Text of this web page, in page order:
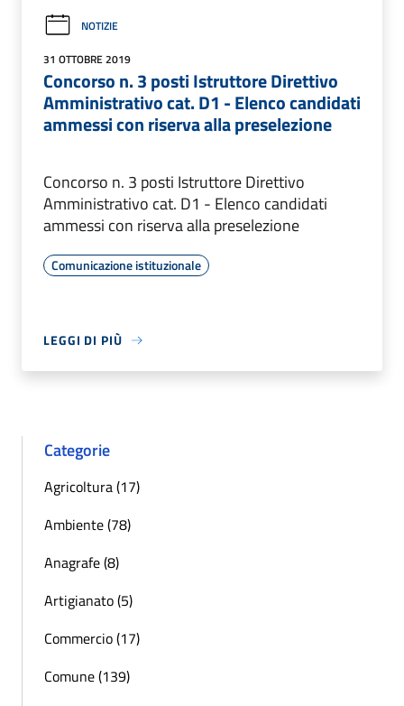
NOTIZIE
31 OTTOBRE 2019
Concorso n. 3 posti Istruttore Direttivo
Amministrativo cat. D1 - Elenco candidati
ammessi con riserva alla preselezione
Concorso n. 3 posti Istruttore Direttivo
Amministrativo cat. D1 - Elenco candidati
ammessi con riserva alla preselezione
Comunicazione istituzionale
LEGGI DI PIÙ
Categorie
Agricoltura (17)
Ambiente (78)
Anagrafe (8)
Artigianato (5)
Commercio (17)
Comune (139)